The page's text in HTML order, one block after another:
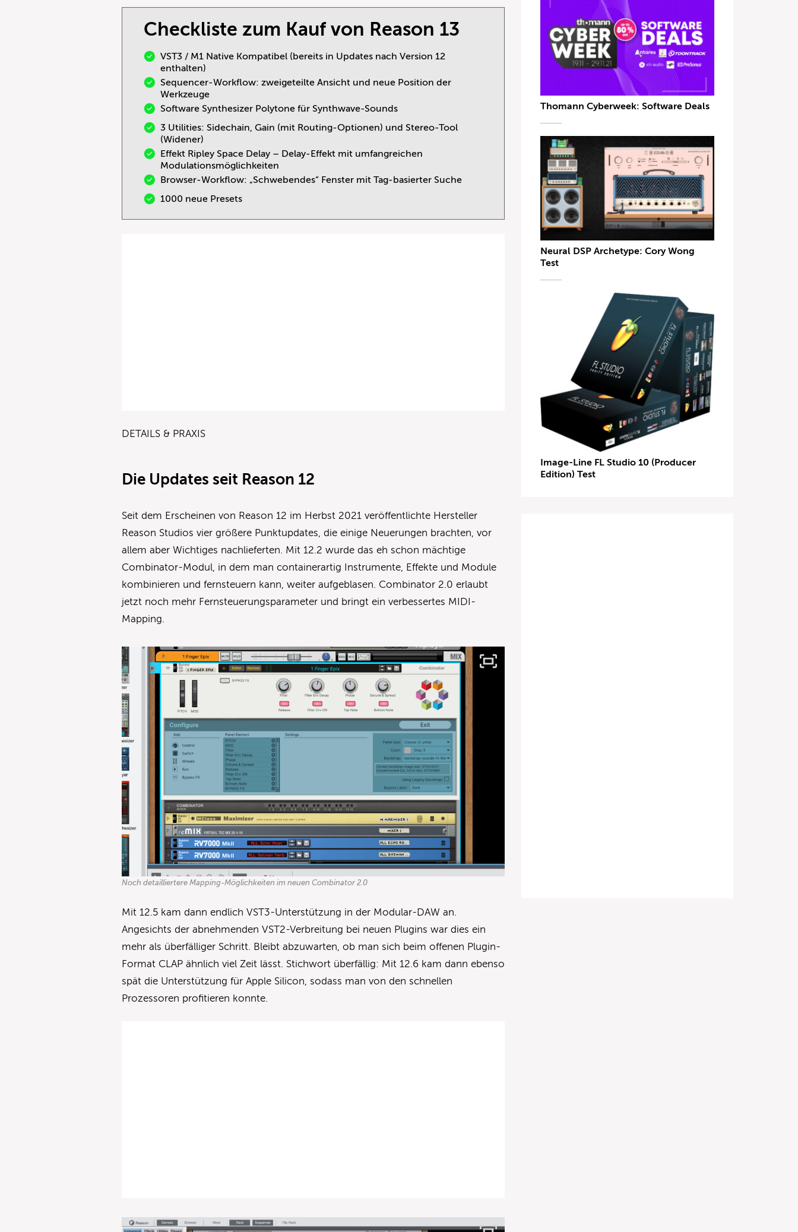
Checkliste zum Kauf von Reason 13
VST3 / M1 Native Kompatibel (bereits in Updates nach Version 12
enthalten)
Sequencer-Workflow: zweigeteilte Ansicht und neue Position der
Werkzeuge
Software Synthesizer Polytone für Synthwave-Sounds
3 Utilities: Sidechain, Gain (mit Routing-Optionen) und Stereo-Tool
(Widener)
Effekt Ripley Space Delay – Delay-Effekt mit umfangreichen
Modulationsmöglichkeiten
Browser-Workflow: „Schwebendes“ Fenster mit Tag-basierter Suche
1000 neue Presets
DETAILS & PRAXIS
Die Updates seit Reason 12
Seit dem Erscheinen von Reason 12 im Herbst 2021 veröffentlichte Hersteller
Reason Studios vier größere Punktupdates, die einige Neuerungen brachten, vor
allem aber Wichtiges nachlieferten. Mit 12.2 wurde das eh schon mächtige
Combinator-Modul, in dem man containerartig Instrumente, Effekte und Module
kombinieren und fernsteuern kann, weiter aufgeblasen. Combinator 2.0 erlaubt
jetzt noch mehr Fernsteuerungsparameter und bringt ein verbessertes MIDI-
Mapping.
Noch detailliertere Mapping-Möglichkeiten im neuen Combinator 2.0
Mit 12.5 kam dann endlich VST3-Unterstützung in der Modular-DAW an.
Angesichts der abnehmenden VST2-Verbreitung bei neuen Plugins war dies ein
mehr als überfälliger Schritt. Bleibt abzuwarten, ob man sich beim offenen Plugin-
Format CLAP ähnlich viel Zeit lässt. Stichwort überfällig: Mit 12.6 kam dann ebenso
spät die Unterstützung für Apple Silicon, sodass man von den schnellen
Prozessoren profitieren konnte.
Thomann Cyberweek: Software Deals
Neural DSP Archetype: Cory Wong
Test
Image-Line FL Studio 10 (Producer
Edition) Test